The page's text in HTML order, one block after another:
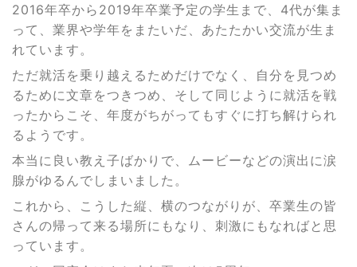
2016年卒から2019年卒業予定の学生まで、4代が集ま
って、業界や学年をまたいだ、あたたかい交流が生ま
れています。
ただ就活を乗り越えるためだけでなく、自分を見つめ
るために文章をつきつめ、そして同じように就活を戦
ったからこそ、年度がちがってもすぐに打ち解けられ
るようです。
本当に良い教え子ばかりで、ムービーなどの演出に涙
腺がゆるんでしまいました。
これから、こうした縦、横のつながりが、卒業生の皆
さんの帰って来る場所にもなり、刺激にもなればと思
っています。